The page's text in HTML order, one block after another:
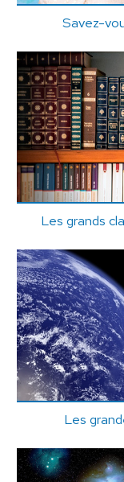
Savez-
Les grands
Les